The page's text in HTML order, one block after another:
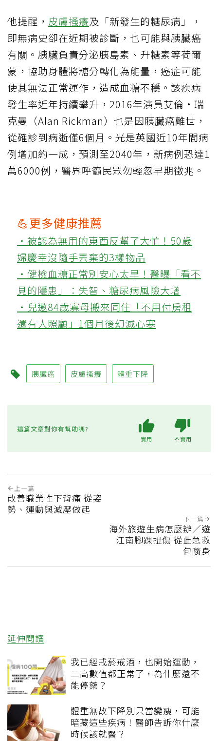
他提醒， 皮膚搔癢及「新發生的糖尿病」，
即無病史卻在近期被診斷，也可能與胰臟癌
有關。胰臟負責分泌胰島素、升糖素等荷爾
蒙，協助身體將糖分轉化為能量，癌症可能
使其無法正常運作，造成血糖不穩。該疾病
發生率近年持續攀升，2016年演員艾倫·瑞
克曼（Alan Rickman）也是因胰臟癌離世，
從確診到病逝僅6個月。光是英國近10年間病
例增加約一成，預測至2040年，新病例恐達1
萬6000例，醫界呼籲民眾勿輕忽早期徵兆。
💪更多健康推薦
‧被認為無用的東西反幫了大忙！50歲
婦慶幸沒隨手丟棄的3樣物品
‧健檢血糖正常別安心太早！醫曝「看不
見的隱患」：失智、糖尿病風險大增
‧兒邀84歲寡母搬來同住「不用付房租
還有人照顧」1個月後幻滅心寒
胰臟癌 皮膚搔癢 體重下降
這篇文章對你有幫助嗎?
實用 不實用
上一篇
改善職業性下背痛 從姿
勢、運動與減壓做起
下一篇
海外旅遊生病怎麼辦／遊
江南腳踝扭傷 從此急救
包隨身
延伸閱讀
我已經戒菸戒酒，也開始運動，
三高數值都正常了，為什麼還不
能停藥？
體重無故下降別只當變瘦，可能
暗藏這些疾病！醫師告訴你什麼
時候該就醫？